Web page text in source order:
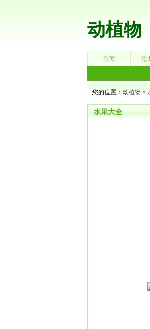
动植物
首页 恐
您的位置： 动植物 >
水果大全